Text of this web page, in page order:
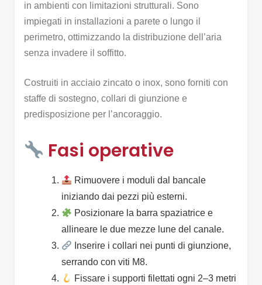
in ambienti con limitazioni strutturali. Sono
impiegati in installazioni a parete o lungo il
perimetro, ottimizzando la distribuzione dell’aria
senza invadere il soffitto.
Costruiti in acciaio zincato o inox, sono forniti con
staffe di sostegno, collari di giunzione e
predisposizione per l’ancoraggio.
Fasi operative
Rimuovere i moduli dal bancale
iniziando dai pezzi più esterni.
Posizionare la barra spaziatrice e
allineare le due mezze lune del canale.
Inserire i collari nei punti di giunzione,
serrando con viti M8.
Fissare i supporti filettati ogni 2–3 metri